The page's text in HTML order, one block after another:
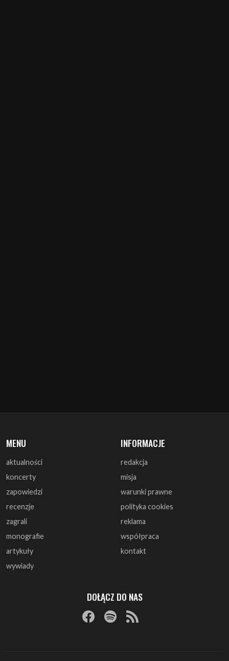
MENU
aktualności
koncerty
zapowiedzi
recenzje
zagrali
monografie
artykuły
wywiady
INFORMACJE
redakcja
misja
warunki prawne
polityka cookies
reklama
współpraca
kontakt
DOŁĄCZ DO NAS